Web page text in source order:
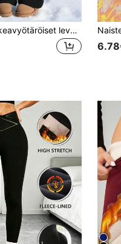
Naisten korkeavyötäröiset levenevät housut, paksuuntunut lämpövuori, yksivärinen joustava vyötärö vartalonmyötäinen istuvuus, syksy/talvi